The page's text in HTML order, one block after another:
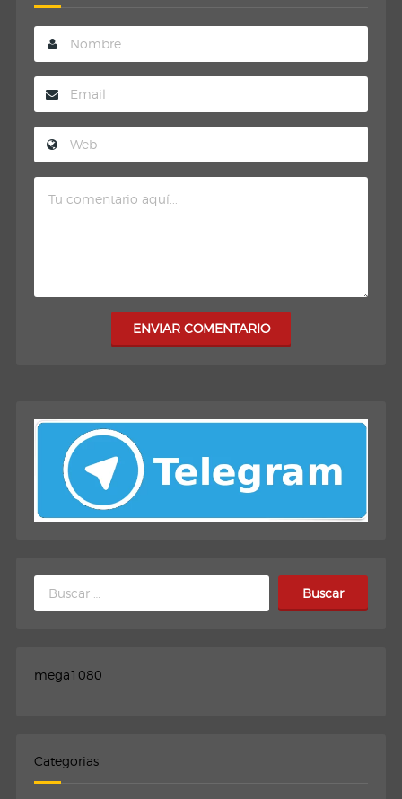
ENVIAR COMENTARIO
Buscar:
mega1080
Categorias